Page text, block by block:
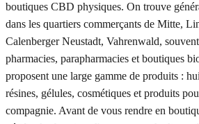
boutiques CBD physiques. On trouve
dans les quartiers commerçants de Mitte,
Calenberger Neustadt, Vahrenwald,
pharmacies, parapharmacies et boutiques
proposent une large gamme de produits :
résines, gélules, cosmétiques et produits
compagnie. Avant de vous rendre en